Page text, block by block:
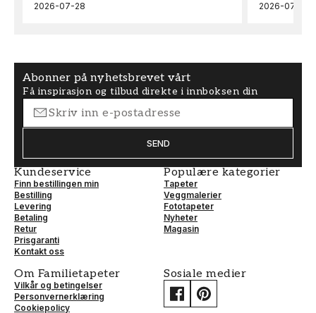
2026-07-28 2026-07-04
Abonner på nyhetsbrevet vårt
Få inspirasjon og tilbud direkte i innboksen din
SEND
Kundeservice
Finn bestillingen min
Bestilling
Levering
Betaling
Retur
Prisgaranti
Kontakt oss
Populære kategorier
Tapeter
Veggmalerier
Fototapeter
Nyheter
Magasin
Om Familietapeter
Vilkår og betingelser
Personvernerklæring
Cookiepolicy
Sosiale medier